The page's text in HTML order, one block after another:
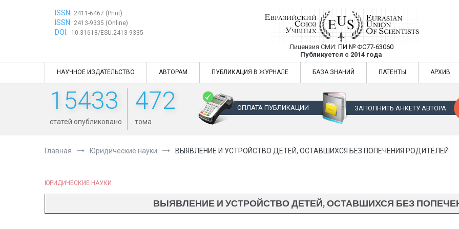
ISSN: 2411-6467 (Print)
ISSN: 2413-9335 (Online)
DOI: 10.31618/ESU.2413-9335
Евразийский Союз Ученых —
Лицензия СМИ: ПИ № ФС77-63060
Публикуется с 2014 года
Евразийский Союз Ученых — публикация научных статей в
НАУЧНОЕ ИЗДАТЕЛЬСТВО АВТОРАМ ПУБЛИКАЦИЯ В ЖУРНАЛЕ БАЗА ЗНАНИЙ ПАТЕНТЫ АРХИВ
15433
статей опубликовано
472
тома
ОПЛАТА ПУБЛИКАЦИИ ЗАПОЛНИТЬ АНКЕТУ АВТОРА
Главная Юридические науки ВЫЯВЛЕНИЕ И УСТРОЙСТВО ДЕТЕЙ, ОСТАВШИХСЯ БЕЗ ПОПЕЧЕНИЯ РОДИТЕЛЕЙ
ЮРИДИЧЕСКИЕ НАУКИ
ВЫЯВЛЕНИЕ И УСТРОЙСТВО ДЕТЕЙ, ОСТАВШИХСЯ БЕЗ